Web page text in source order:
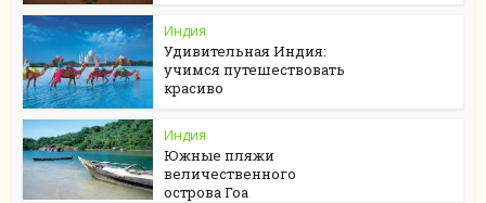
Индия
Удивительная Индия:
учимся путешествовать
красиво
Индия
Южные пляжи
величественного
острова Гоа